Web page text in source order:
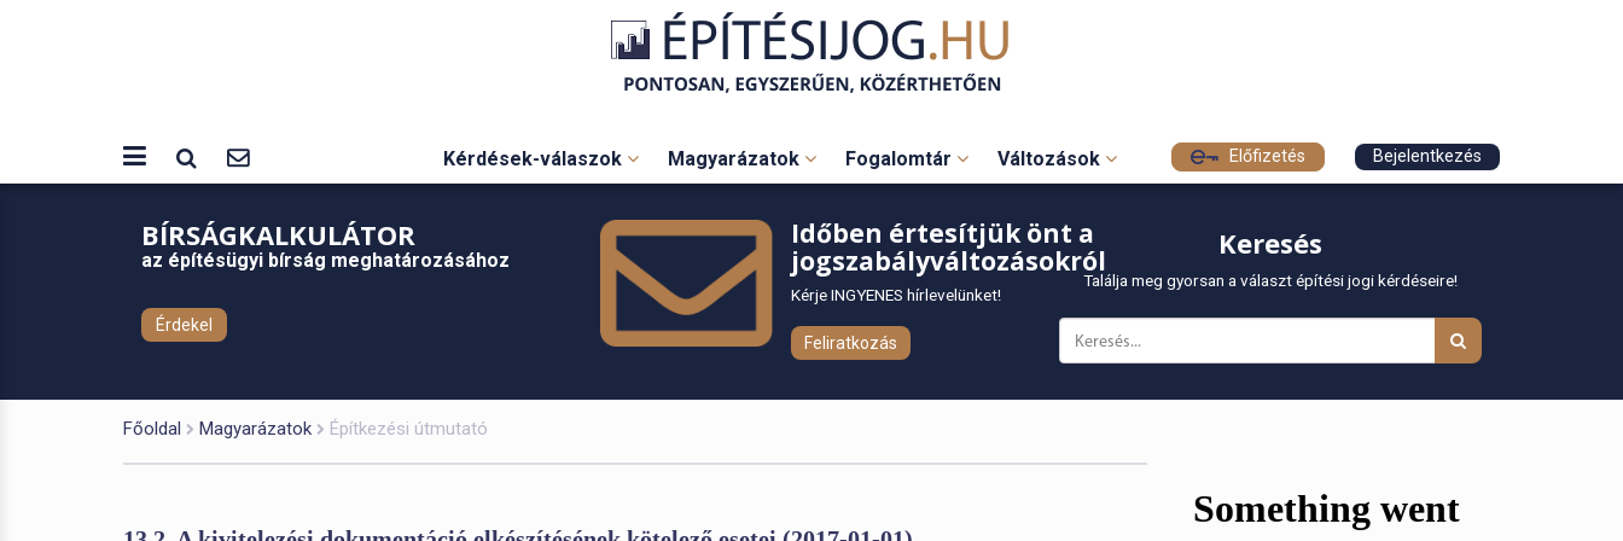
Kérdések-válaszok Magyarázatok Fogalomtár Változások Előfizetés Bejelentkezés
BÍRSÁGKALKULÁTOR
az építésügyi bírság meghatározásához
Érdekel
Időben értesítjük önt a
jogszabályváltozásokról
Kérje INGYENES hírlevelünket!
Feliratkozás
Keresés
Találja meg gyorsan a választ építési jogi kérdéseire!
Főoldal Magyarázatok Építkezési útmutató